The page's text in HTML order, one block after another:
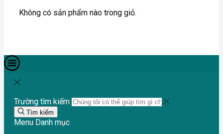
Không có sản phẩm nào trong giỏ.
Trường tìm kiếm
Tìm kiếm
Menu Danh mục